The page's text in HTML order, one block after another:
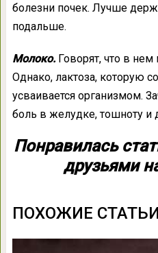
болезни почек. Лучше
подальше.
Молоко. Говорят, что в
Однако, лактоза, которую
усваивается организмом.
боль в желудке, тошноту и
Понравилась
друзьями
ПОХОЖИЕ СТАТЬИ